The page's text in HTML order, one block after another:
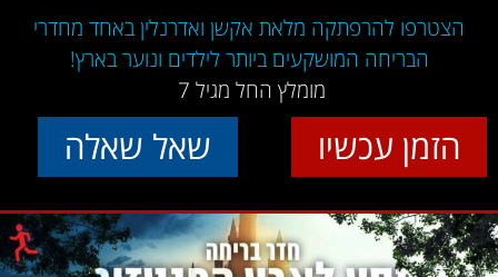
הצטרפו להרפתקה מלאת אקשן ואדרנלין באחד מחדרי
הבריחה המושקעים ביותר לילדים ונוער בארץ!
מומלץ החל מגיל 7
הזמן עכשיו שאל שאלה